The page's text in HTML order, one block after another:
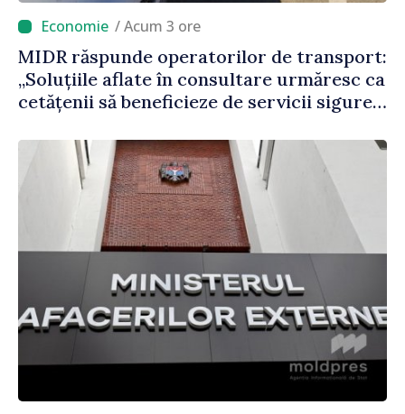
/ Acum 3 ore
MIDR răspunde operatorilor de transport:
„Soluțiile aflate în consultare urmăresc ca
cetățenii să beneficieze de servicii sigure,